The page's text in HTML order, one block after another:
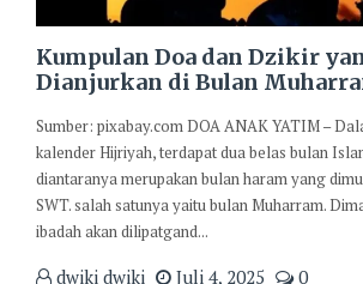
Kumpulan Doa dan Dzikir
Dianjurkan di Bulan
Sumber: pixabay.com DOA ANAK YATIM –
kalender Hijriyah, terdapat dua belas bulan
diantaranya merupakan bulan haram yang
SWT. salah satunya yaitu bulan Muharram.
ibadah akan dilipatgand...
dwiki dwiki Juli 4, 2025 0